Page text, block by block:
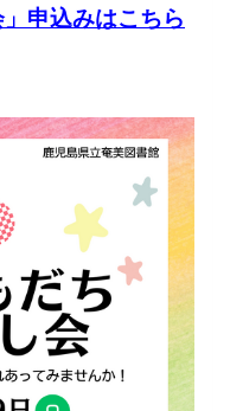
申込みはこちら